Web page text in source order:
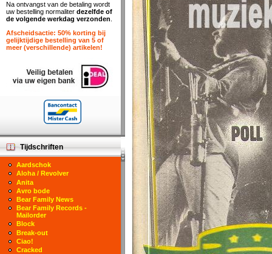
Na ontvangst van de betaling wordt
uw bestelling normaliter dezelfde of
de volgende werkdag verzonden
Afscheidsactie: 50% korting bij
gelijktijdige bestelling van 5 of
meer (verschillende) artikelen!
Tijdschriften
Aardschok
Aloha / Revolver
Anita
Avro bode
Bear Family News
Bear Family Records -
Mailorder
Block
Break-out
Ciao!
Cracked